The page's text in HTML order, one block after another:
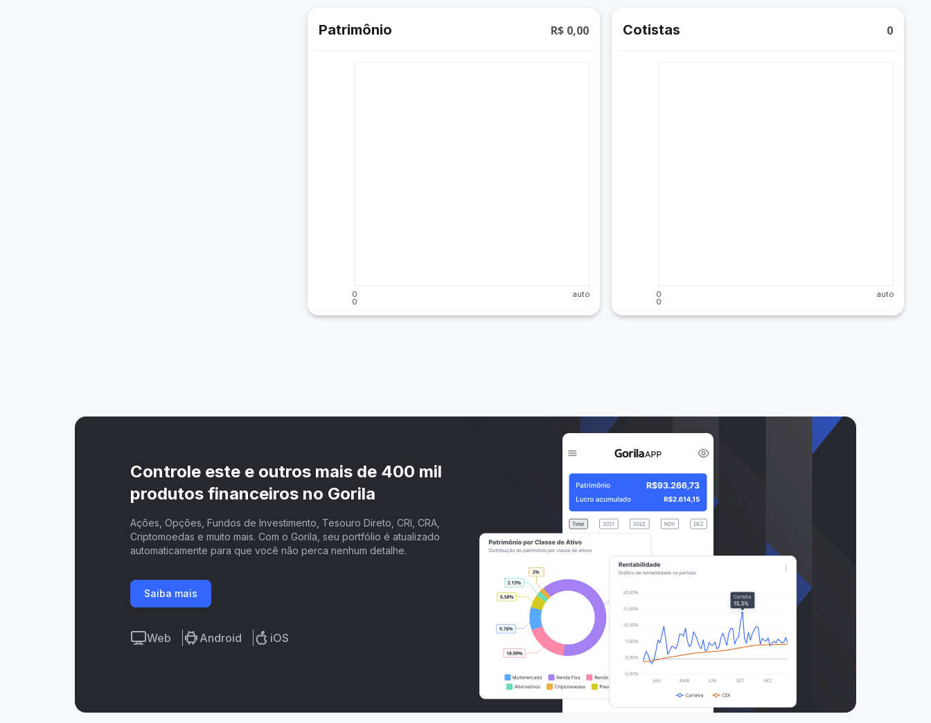
Patrimônio R$ 0,00
0
0
auto
Cotistas 0
0
0
auto
Controle este e outros mais de 400 mil
produtos financeiros no Gorila
Ações, Opções, Fundos de Investimento, Tesouro Direto, CRI, CRA,
Criptomoedas e muito mais. Com o Gorila, seu portfólio é atualizado
automaticamente para que você não perca nenhum detalhe.
Saiba mais
Web Android iOS